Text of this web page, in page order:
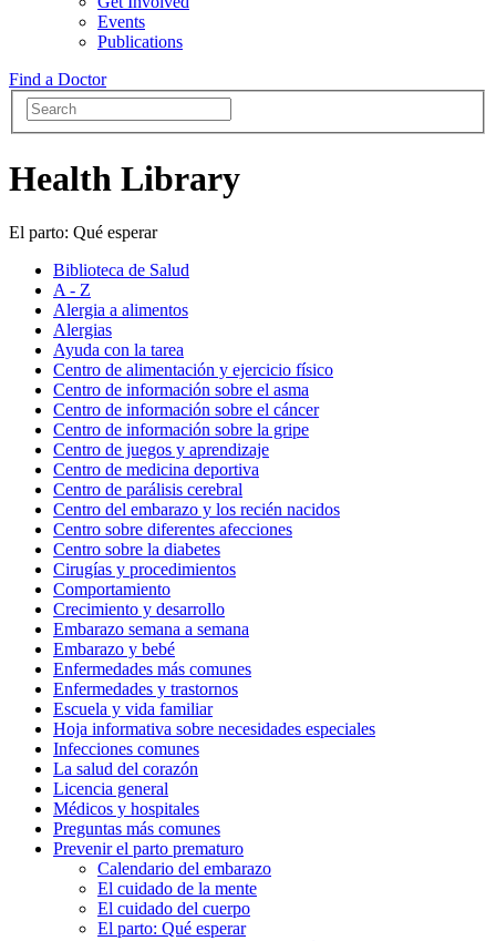
Events
Publications
Find a Doctor
Health Library
El parto: Qué esperar
Biblioteca de Salud
A - Z
Alergia a alimentos
Alergias
Ayuda con la tarea
Centro de alimentación y ejercicio físico
Centro de información sobre el asma
Centro de información sobre el cáncer
Centro de información sobre la gripe
Centro de juegos y aprendizaje
Centro de medicina deportiva
Centro de parálisis cerebral
Centro del embarazo y los recién nacidos
Centro sobre diferentes afecciones
Centro sobre la diabetes
Cirugías y procedimientos
Comportamiento
Crecimiento y desarrollo
Embarazo semana a semana
Embarazo y bebé
Enfermedades más comunes
Enfermedades y trastornos
Escuela y vida familiar
Hoja informativa sobre necesidades especiales
Infecciones comunes
La salud del corazón
Licencia general
Médicos y hospitales
Preguntas más comunes
Prevenir el parto prematuro
Calendario del embarazo
El cuidado de la mente
El cuidado del cuerpo
El parto: Qué esperar